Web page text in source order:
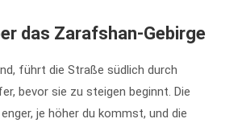
das Zarafshan-Gebirge
führt die Straße südlich durch
bevor sie zu steigen beginnt. Die
je höher du kommst, und die